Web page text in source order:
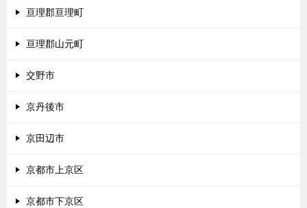
亘理郡亘理町
亘理郡山元町
交野市
京丹後市
京田辺市
京都市上京区
京都市下京区